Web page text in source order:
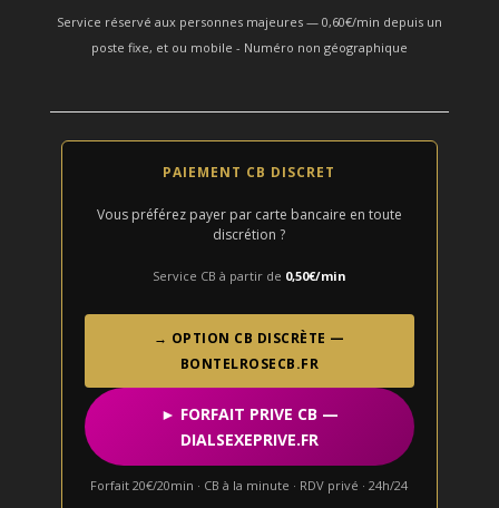
Service réservé aux personnes majeures — 0,60€/min depuis un
poste fixe, et ou mobile - Numéro non géographique
PAIEMENT CB DISCRET
Vous préférez payer par carte bancaire en toute
discrétion ?
Service CB à partir de 0,50€/min
→ OPTION CB DISCRÈTE —
BONTELROSECB.FR
► FORFAIT PRIVE CB —
DIALSEXEPRIVE.FR
Forfait 20€/20min · CB à la minute · RDV privé · 24h/24